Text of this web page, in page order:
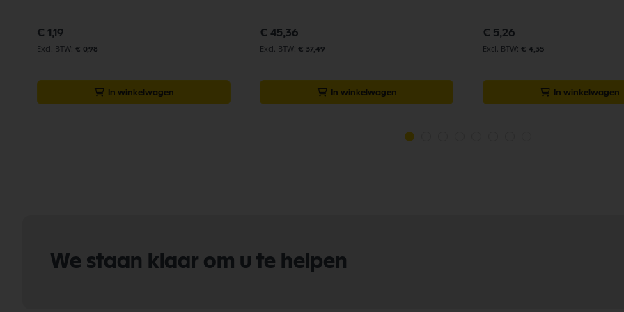
€ 1,19
€ 0,98
In winkelwagen
€ 45,36
€ 37,49
In winkelwagen
€ 5,26
€ 4,35
In winkelwagen
We staan klaar om u te helpen